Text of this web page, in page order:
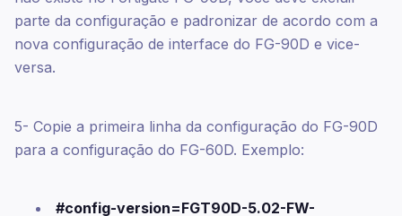
parte da configuração e padronizar de acordo com a
nova configuração de interface do FG-90D e vice-
versa.
5- Copie a primeira linha da configuração do FG-90D
para a configuração do FG-60D. Exemplo:
#config-version=FGT90D-5.02-FW-